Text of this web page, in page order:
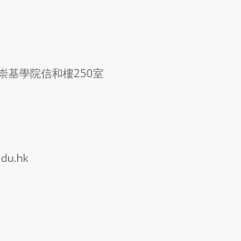
基學院信和樓250室